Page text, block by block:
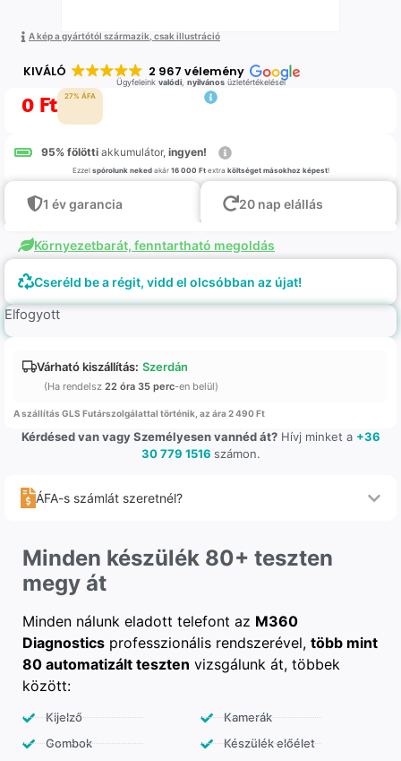
A kép a gyártótól származik, csak illustráció
KIVÁLÓ 2 967 vélemény
Ügyfeleink valódi, nyilvánosüzletértékelései
0 Ft 27% ÁFA
95% fölötti akkumulátor, ingyen!
Ezzel spórolunk nekedakár 16 000 Ftextra költséget másokhoz képest!
1 év garancia 20 nap elállás
Környezetbarát, fenntartható megoldás
Cseréld be a régit, vidd el olcsóbban az újat!
Elfogyott
Várható kiszállítás: Szerdán
(Ha rendelsz 22 óra 35 perc-en belül)
A szállítás GLS Futárszolgálattal történik, az ára 2 490 Ft
Kérdésed van vagy Személyesen vannéd át?Hívj minket a +36
30 779 1516 számon.
ÁFA-s számlát szeretnél?
Minden készülék 80+ teszten
megy át
Minden nálunk eladott telefont az M360
Diagnostics professzionális rendszerével, több mint
80 automatizált teszten vizsgálunk át, többek
között:
Kijelző
Gombok
Kamerák
Készülék előélet